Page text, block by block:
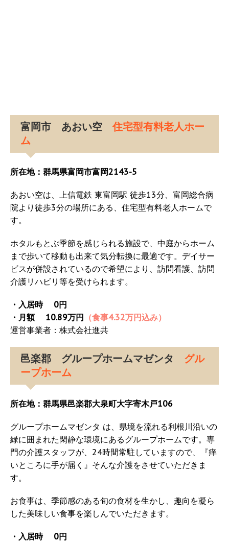
富岡市 あおい空 住宅型有料老人ホー
ム
所在地：群馬県富岡市富岡2143-5
あおい空は、上信電鉄 東富岡駅 徒歩13分、富岡総合病
院より徒歩3分の場所にある、住宅型有料老人ホームで
す。
ホタルもとぶ季節を感じられる施設で、中庭からホーム
まで歩いて移動も出来て気分転換に最適です。デイサー
ビスが併設されているので希望により、訪問看護、訪問
介護リハビリ等を受けられます。
・入居時 0円
・月額 10.89万円
（食事4.32万円込み）
運営事業者：株式会社進共
邑楽郡 グループホームマゼンタ グル
ープホーム
所在地：群馬県邑楽郡大泉町大字寄木戸106
グループホームマゼンタ は、県境を流れる利根川沿いの
緑に囲まれた閑静な環境にあるグループホームです。専
門の介護スタッフが、24時間常駐していますので、『痒
いところに手が届く』そんな介護をさせていただきま
す。
お食事は、季節感のある旬の食材を生かし、趣向を凝ら
した美味しい食事を楽しんでいただきます。
・入居時 0円